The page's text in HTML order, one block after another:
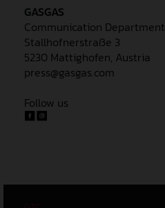
GASGAS
Communication Department
Stallhofnerstraße 3
5230 Mattighofen, Austria
press@gasgas.com
Follow us